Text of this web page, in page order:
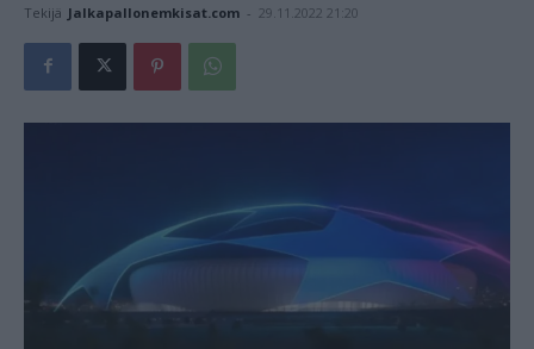
Tekijä Jalkapallonemkisat.com - 29.11.2022 21:20